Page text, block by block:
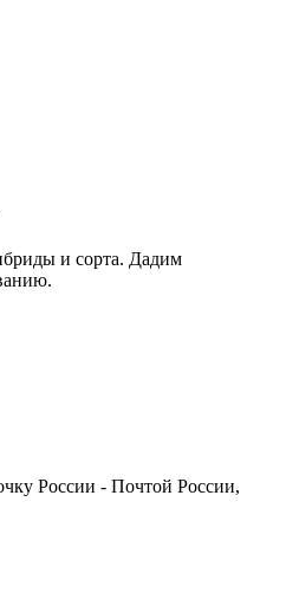
и сорта. Дадим
России - Почтой России,